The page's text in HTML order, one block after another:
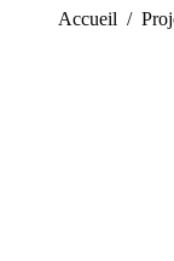
Vous êtes ici :
Accueil